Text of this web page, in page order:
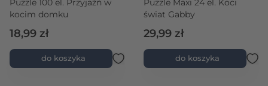
Puzzle 100 el. Przyjaźń w
kocim domku
18,99 zł
do koszyka
Puzzle Maxi 24 el. Koci
świat Gabby
29,99 zł
do koszyka